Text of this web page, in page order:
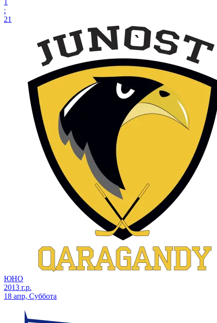
:
21
ЮНО
2013 г.р.
18 апр, Суббота